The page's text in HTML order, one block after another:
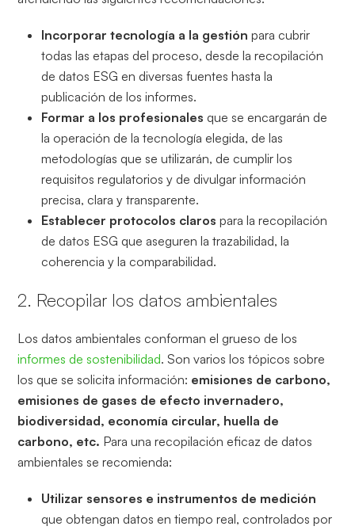
Incorporar tecnología a la gestión para cubrir
todas las etapas del proceso, desde la recopilación
de datos ESG en diversas fuentes hasta la
publicación de los informes.
Formar a los profesionales que se encargarán de
la operación de la tecnología elegida, de las
metodologías que se utilizarán, de cumplir los
requisitos regulatorios y de divulgar información
precisa, clara y transparente.
Establecer protocolos claros para la recopilación
de datos ESG que aseguren la trazabilidad, la
coherencia y la comparabilidad.
2. Recopilar los datos ambientales
Los datos ambientales conforman el grueso de los
informes de sostenibilidad. Son varios los tópicos sobre
los que se solicita información: emisiones de carbono,
emisiones de gases de efecto invernadero,
biodiversidad, economía circular, huella de
carbono, etc. Para una recopilación eficaz de datos
ambientales se recomienda:
Utilizar sensores e instrumentos de medición
que obtengan datos en tiempo real, controlados por